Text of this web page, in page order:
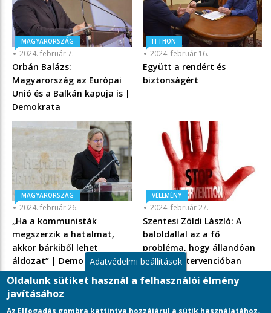
MAGYARORSZÁG
2024. február 7.
Orbán Balázs:
Magyarország az Európai
Unió és a Balkán kapuja is |
Demokrata
ITTHON
2024. február 16.
Együtt a rendért és
biztonságért
MAGYARORSZÁG
2024. február 26.
„Ha a kommunisták
megszerzik a hatalmat,
akkor bárkiből lehet
áldozat” | Demokrata
VÉLEMÉNY
2024. február 27.
Szentesi Zöldi László: A
baloldallal az a fő
probléma, hogy állandóan
külföldi intervencióban
reménykednek - Mandiner
Adatvédelmi beállítások
Oldalunk sütiket használ a felhasználói élmény
javításához
Az Elfogadás gombra kattintva hozzájárul a sütik használatához.